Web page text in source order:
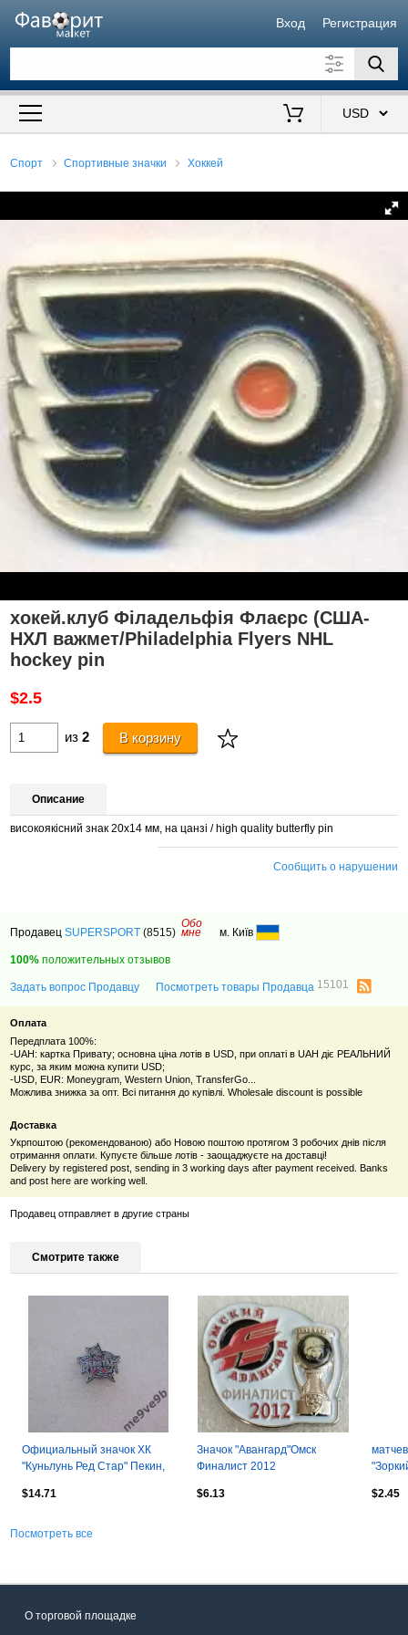
Вход Регистрация
Искать также в описании
Спорт Спортивные значки Хоккей
хокей.клуб Філадельфія Флаєрс (США-
НХЛ важмет/Philadelphia Flyers NHL
hockey pin
$2.5
из 2 В корзину
Описание
високоякісний знак 20х14 мм, на цанзі / high quality butterfly pin
Сообщить о нарушении
ПродавецSUPERSPORT (8515)
Обо
мне м. Київ
100% положительных отзывов
Задать вопрос Продавцу Посмотреть товары Продавца 15101
Оплата
Передплата 100%:
-UAH: картка Привату; основна ціна лотів в USD, при оплаті в UAH діє РЕАЛЬНИЙ
курс, за яким можна купити USD;
-USD, EUR: Moneygram, Western Union, TransferGo...
Можлива знижка за опт. Всі питання до купівлі. Wholesale discount is possible
Доставка
Укрпоштою (рекомендованою) або Новою поштою протягом 3 робочих днів після
отримання оплати. Купуєте більше лотів - заощаджуєте на доставці!
Delivery by registered post, sending in 3 working days after payment received. Banks
and post here are working well.
Продавец отправляет в другие страны
Смотрите также
Официальный значок ХК
"Куньлунь Ред Стар" Пекин,
$14.71
Значок "Авангард"Омск
Финалист 2012
$6.13
$2.45
Посмотреть все
О торговой площадке